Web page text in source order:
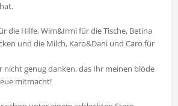
die Hilfe, Wim&Irmi für die Tische, Betina
und die Milch, Karo&Dani und Caro für
nicht genug danken, das Ihr meinen blöde
mitmacht!